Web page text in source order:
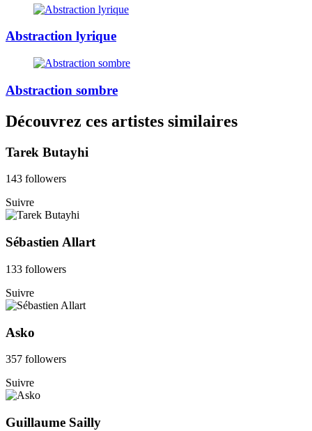
Abstraction lyrique
Abstraction sombre
Découvrez ces artistes similaires
Tarek Butayhi
143 followers
Suivre
Sébastien Allart
133 followers
Suivre
Asko
357 followers
Suivre
Guillaume Sailly